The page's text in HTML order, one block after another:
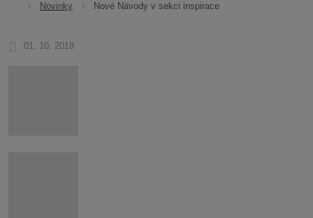
Novinky Nové Návody v sekci inspirace
01. 10. 2018